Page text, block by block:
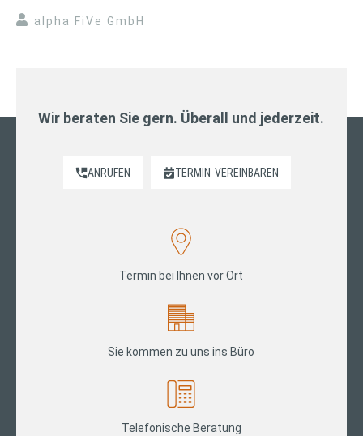
alpha FiVe GmbH
Wir beraten Sie gern. Überall und jederzeit.
ANRUFEN TERMIN VEREINBAREN
Termin bei Ihnen vor Ort
Sie kommen zu uns ins Büro
Telefonische Beratung